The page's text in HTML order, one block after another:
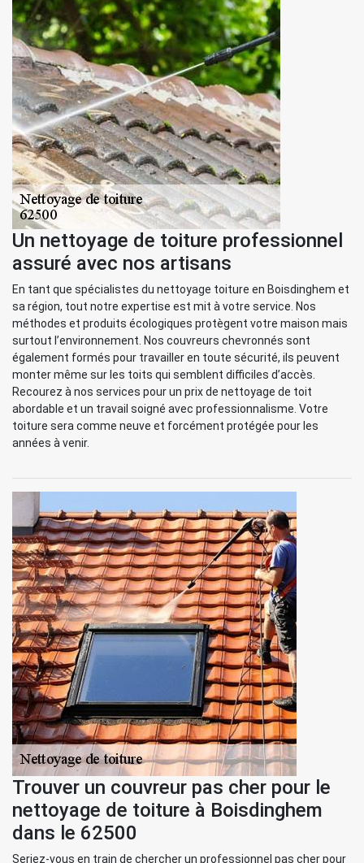
Un nettoyage de toiture professionnel
assuré avec nos artisans
En tant que spécialistes du nettoyage toiture en Boisdinghem et
sa région, tout notre expertise est mit à votre service. Nos
méthodes et produits écologiques protègent votre maison mais
surtout l’environnement. Nos couvreurs chevronnés sont
également formés pour travailler en toute sécurité, ils peuvent
monter même sur les toits qui semblent difficiles d’accès.
Recourez à nos services pour un prix de nettoyage de toit
abordable et un travail soigné avec professionnalisme. Votre
toiture sera comme neuve et forcément protégée pour les
années à venir.
Trouver un couvreur pas cher pour le
nettoyage de toiture à Boisdinghem
dans le 62500
Seriez-vous en train de chercher un professionnel pas cher pour